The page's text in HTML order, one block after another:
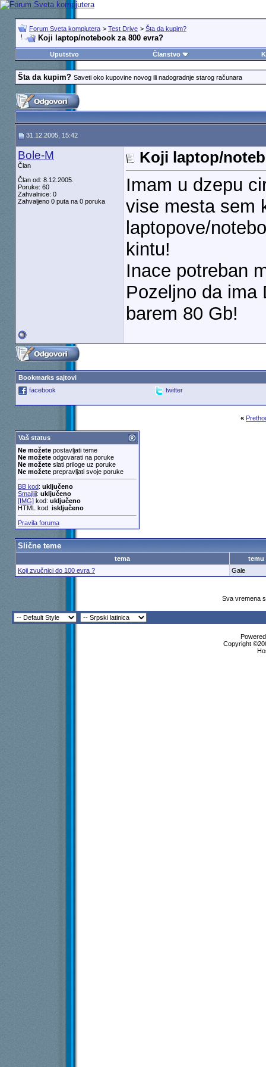
Forum Sveta kompjutera > Test Drive > Šta da kupim?
Koji laptop/notebook za 800 evra?
Uputstvo Članstvo
Šta da kupim? Saveti oko kupovine novog ili nadogradnje starog računara
31.12.2005, 15:42
Bole-M
Član
Član od: 8.12.2005.
Poruke: 60
Zahvalnice: 0
Zahvaljeno 0 puta na 0 poruka
Koji laptop/
Imam u dzepu
vise mesta sem
laptopove/
kintu!
Inace potreban
Pozeljno da ima
barem 80 Gb!
Bookmarks sajtovi
facebook
twitter
«
Vaš status
Ne možetepostavljati teme
Ne možeteodgovarati na poruke
Ne možeteslati priloge uz poruke
Ne možeteprepravljati svoje poruke
BB kod: uključeno
Smajliji: uključeno
[IMG]kod: uključeno
HTML kod: isključeno
Pravila foruma
Slične teme
tema
temu
Koji zvučnici do 100 evra ?
Gale
Sva vremena
Copyright